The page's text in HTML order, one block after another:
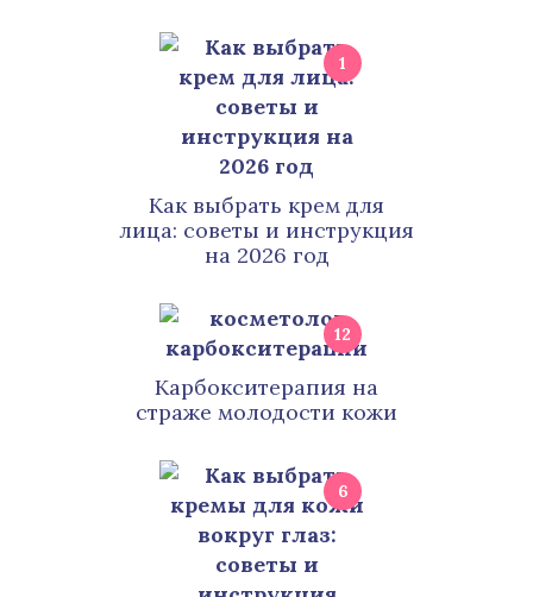
1
Как выбрать крем для
лица: советы и инструкция
на 2026 год
12
Карбокситерапия на
страже молодости кожи
6